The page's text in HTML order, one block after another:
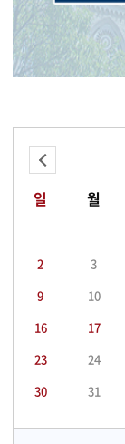
대할 경우 승인을
함 10. 문의 : 경희
5.04.02. 경희대
일 월
2
3
9
10
16
17
23
24
30
31